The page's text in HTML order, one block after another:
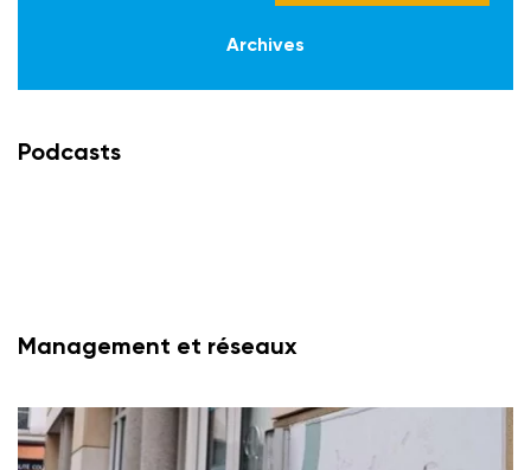
Archives
Podcasts
Management et réseaux